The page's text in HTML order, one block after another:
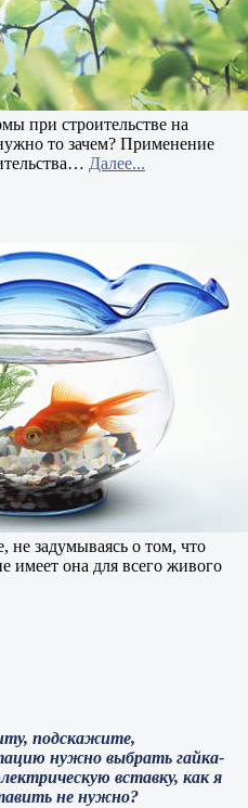
при строительстве на
то зачем? Применение
… Далее...
не задумываясь о том, что
имеет она для всего живого
подскажите,
нужно выбрать гайка-
вставку, как я
не нужно?